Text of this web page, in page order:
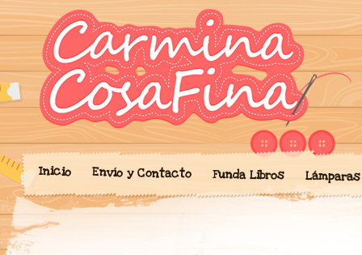
'Cosicas' de
Blog donde expongo mis
portalibros, mochilas,
cariño.
Inicio Envío y Contacto Funda Libros Lámparas